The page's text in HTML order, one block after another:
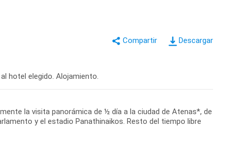
Descargar
hotel elegido. Alojamiento.
la visita panorámica de ½ día a la ciudad de Atenas*, de
y el estadio Panathinaikos. Resto del tiempo libre